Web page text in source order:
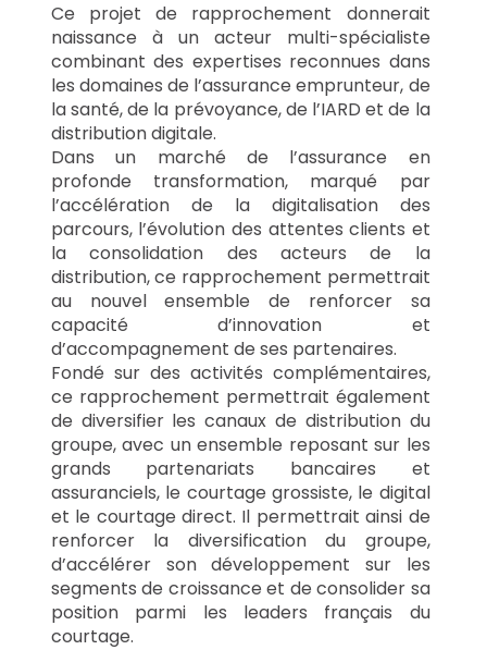
Ce projet de rapprochement donnerait
naissance à un acteur multi-spécialiste
combinant des expertises reconnues dans
les domaines de l’assurance emprunteur, de
la santé, de la prévoyance, de l’IARD et de la
distribution digitale.
Dans un marché de l’assurance en
profonde transformation, marqué par
l’accélération de la digitalisation des
parcours, l’évolution des attentes clients et
la consolidation des acteurs de la
distribution, ce rapprochement permettrait
au nouvel ensemble de renforcer sa
capacité d’innovation et
d’accompagnement de ses partenaires.
Fondé sur des activités complémentaires,
ce rapprochement permettrait également
de diversifier les canaux de distribution du
groupe, avec un ensemble reposant sur les
grands partenariats bancaires et
assuranciels, le courtage grossiste, le digital
et le courtage direct. Il permettrait ainsi de
renforcer la diversification du groupe,
d’accélérer son développement sur les
segments de croissance et de consolider sa
position parmi les leaders français du
courtage.